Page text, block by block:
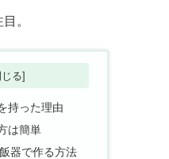
。
持った理由
は簡単
器で作る方法